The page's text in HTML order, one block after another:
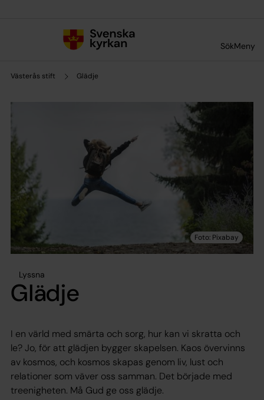
SökMeny
Västerås stift Glädje
Lyssna
Glädje
I en värld med smärta och sorg, hur kan vi skratta och
le? Jo, för att glädjen bygger skapelsen. Kaos övervinns
av kosmos, och kosmos skapas genom liv, lust och
relationer som väver oss samman. Det började med
treenigheten. Må Gud ge oss glädje.